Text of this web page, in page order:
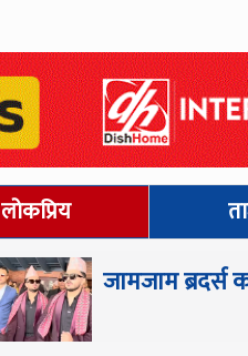
लोकप्रिय
जामजाम ब्रदर्स